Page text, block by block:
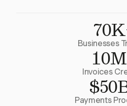
Businesses
Invoices
Payments